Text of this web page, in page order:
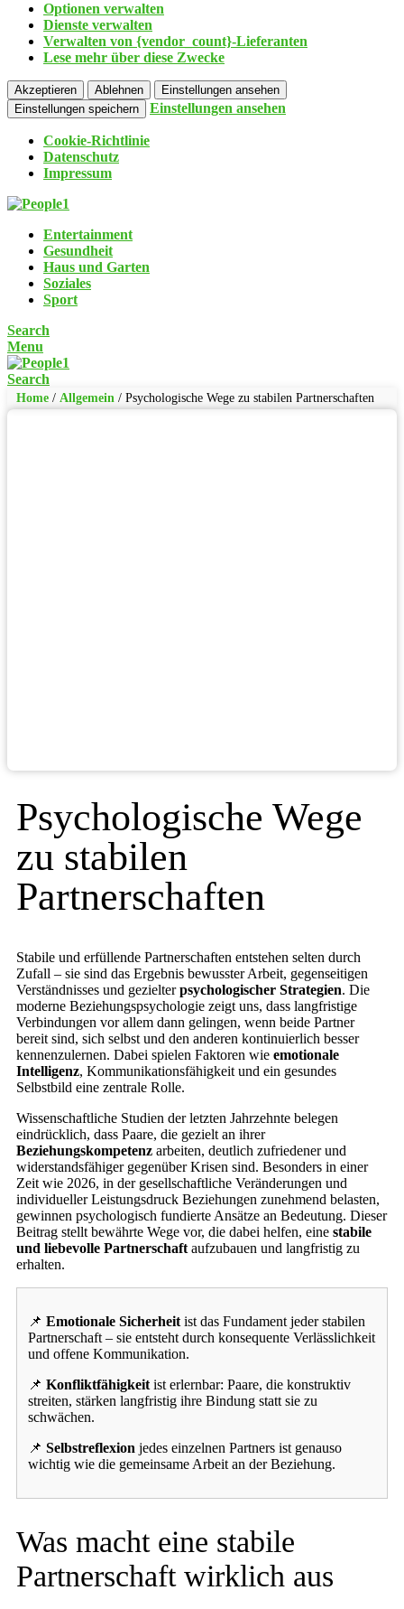
Optionen verwalten
Dienste verwalten
Verwalten von {vendor_count}-Lieferanten
Lese mehr über diese Zwecke
Akzeptieren Ablehnen
Einstellungen ansehen
Einstellungen speichern
Einstellungen ansehen
Cookie-Richtlinie
Datenschutz
Impressum
Entertainment
Gesundheit
Haus und Garten
Soziales
Sport
Search
Menu
Search
Home / Allgemein / Psychologische Wege zu stabilen Partnerschaften
Psychologische Wege
zu stabilen
Partnerschaften
Stabile und erfüllende Partnerschaften entstehen selten durch
Zufall – sie sind das Ergebnis bewusster Arbeit, gegenseitigen
Verständnisses und gezielterpsychologischer Strategien. Die
moderne Beziehungspsychologie zeigt uns, dass langfristige
Verbindungen vor allem dann gelingen, wenn beide Partner
bereit sind, sich selbst und den anderen kontinuierlich besser
kennenzulernen. Dabei spielen Faktoren wie emotionale
Intelligenz, Kommunikationsfähigkeit und ein gesundes
Selbstbild eine zentrale Rolle.
Wissenschaftliche Studien der letzten Jahrzehnte belegen
eindrücklich, dass Paare, die gezielt an ihrer
Beziehungskompetenz arbeiten, deutlich zufriedener und
widerstandsfähiger gegenüber Krisen sind. Besonders in einer
Zeit wie 2026, in der gesellschaftliche Veränderungen und
individueller Leistungsdruck Beziehungen zunehmend belasten,
gewinnen psychologisch fundierte Ansätze an Bedeutung. Dieser
Beitrag stellt bewährte Wege vor, die dabei helfen, eine stabile
und liebevolle Partnerschaft aufzubauen und langfristig zu
erhalten.
📌 Emotionale Sicherheit ist das Fundament jeder stabilen
Partnerschaft – sie entsteht durch konsequente Verlässlichkeit
und offene Kommunikation.
📌 Konfliktfähigkeit ist erlernbar: Paare, die konstruktiv
streiten, stärken langfristig ihre Bindung statt sie zu
schwächen.
📌 Selbstreflexion jedes einzelnen Partners ist genauso
wichtig wie die gemeinsame Arbeit an der Beziehung.
Was macht eine stabile
Partnerschaft wirklich aus